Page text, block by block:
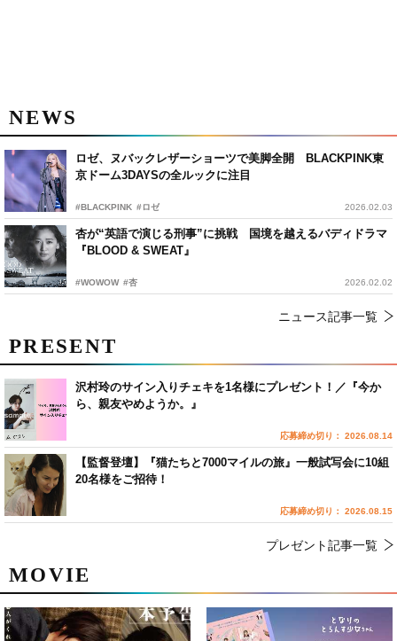
NEWS
ロゼ、ヌバックレザーショーツで美脚全開 BLACKPINK東
京ドーム3DAYSの全ルックに注目
#BLACKPINK #ロゼ 2026.02.03
杏が“英語で演じる刑事”に挑戦 国境を越えるバディドラマ
『BLOOD & SWEAT』
#WOWOW #杏 2026.02.02
ニュース記事一覧
MOVIE
PRESENT
沢村玲のサイン入りチェキを1名様にプレゼント！／『今か
ら、親友やめようか。』
応募締め切り： 2026.08.14
【監督登壇】『猫たちと7000マイルの旅』一般試写会に10組
20名様をご招待！
応募締め切り： 2026.08.15
プレゼント記事一覧